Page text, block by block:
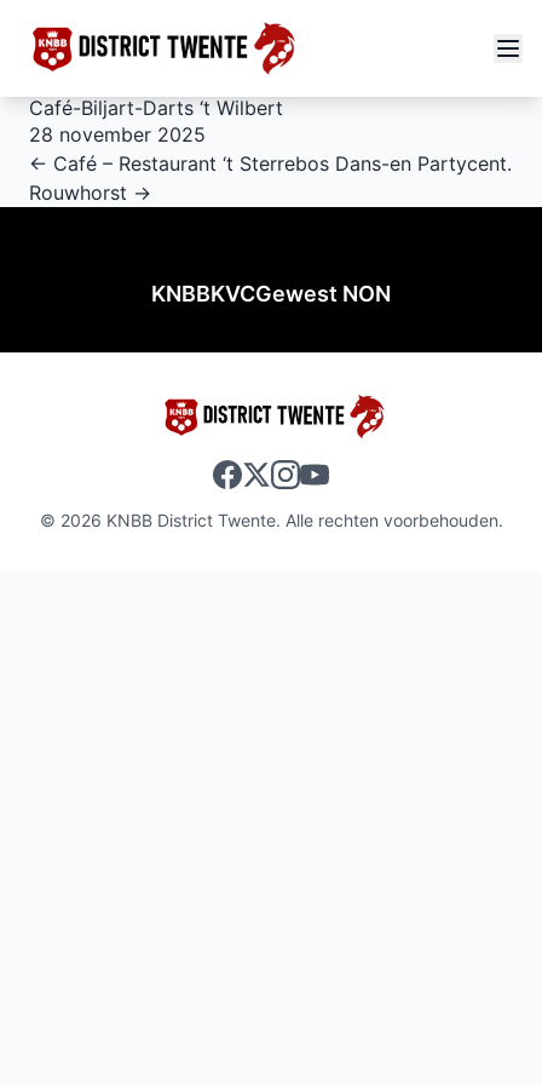
Café-Biljart-Darts ‘t Wilbert
28 november 2025
← Café – Restaurant ‘t Sterrebos Dans-en Partycent.
Rouwhorst →
KNBBKVCGewest NON
© 2026 KNBB District Twente. Alle rechten voorbehouden.